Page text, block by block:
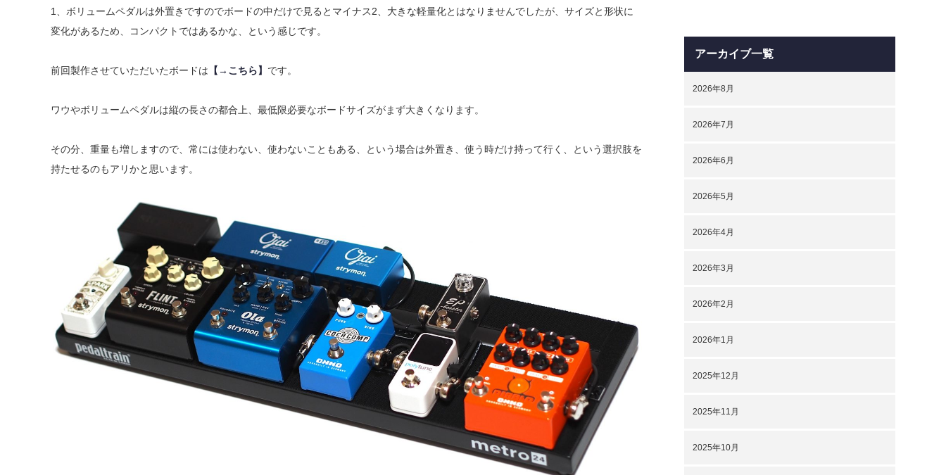
1、ボリュームペダルは外置きですのでボードの中だけで見るとマイナス2、大きな軽量化とはなりませんでしたが、サイズと形状に
変化があるため、コンパクトではあるかな、という感じです。
前回製作させていただいたボードは 【→こちら】 です。
ワウやボリュームペダルは縦の長さの都合上、最低限必要なボードサイズがまず大きくなります。
その分、重量も増しますので、常には使わない、使わないこともある、という場合は外置き、使う時だけ持って行く、という選択肢を
持たせるのもアリかと思います。
アーカイブ一覧
2026年8月
2026年7月
2026年6月
2026年5月
2026年4月
2026年3月
2026年2月
2026年1月
2025年12月
2025年11月
2025年10月